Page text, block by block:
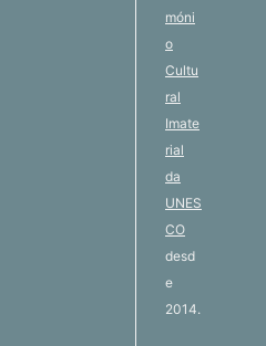
móni
o
Cultu
ral
Imate
rial
da
UNES
CO
desd
e
2014.